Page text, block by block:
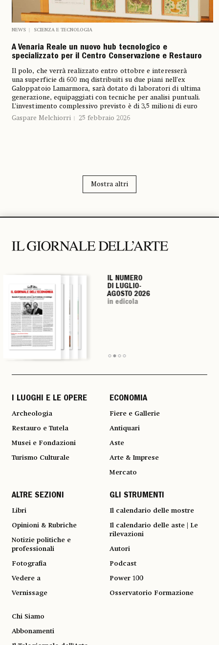
NEWS SCIENZA E TECNOLOGIA
A Venaria Reale un nuovo hub tecnologico e
specializzato per il Centro Conservazione e Restauro
Il polo, che verrà realizzato entro ottobre e interesserà
una superficie di 600 mq distribuiti su due piani nell’ex
Galoppatoio Lamarmora, sarà dotato di laboratori di ultima
generazione, equipaggiati con tecniche per analisi puntuali.
L’investimento complessivo previsto è di 3,5 milioni di euro
Gaspare Melchiorri
25 febbraio 2026
Mostra altri
IL NUMERO
DI LUGLIO-
AGOSTO 2026
in edicola
IL NUMERO
DI LUGLIO-
AGOSTO 2026
in edicola
IL NUMERO
DI LUGLIO-
AGOSTO 2026
in edicola
IL NUMERO
DI LUGLIO-
AGOSTO 2026
in edicola
I LUOGHI E LE OPERE
Archeologia
Restauro e Tutela
Musei e Fondazioni
Turismo Culturale
ECONOMIA
Fiere e Gallerie
Antiquari
Aste
Arte & Imprese
Mercato
ALTRE SEZIONI
Libri
Opinioni & Rubriche
Notizie politiche e
professionali
Fotografia
Vedere a
Vernissage
GLI STRUMENTI
Il calendario delle mostre
Il calendario delle aste | Le
rilevazioni
Autori
Podcast
Power 100
Osservatorio Formazione
Chi Siamo
Abbonamenti